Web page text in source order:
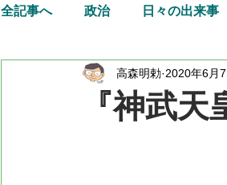
全記事へ 政治 日々の出来事
『神武
高森明勅 2020年6月7